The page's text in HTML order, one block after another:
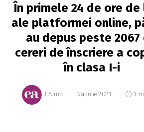
În primele 24 de ore de
ale platformei online,
au depus peste 2067
cereri de înscriere a
în clasa I-i
EA.md 3 aprilie 2021 1